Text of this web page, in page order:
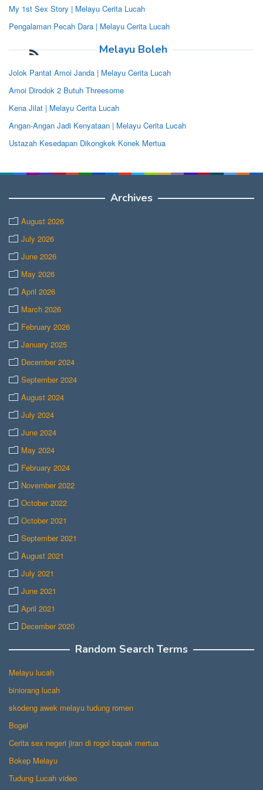
My 1st Sex Story | Melayu Cerita Lucah
Pengalaman Pecah Dara | Melayu Cerita Lucah
Melayu Boleh
Jolok Pantat Amoi Janda | Melayu Cerita Lucah
Amoi Dirodok 2 Butuh Threesome
Kena Jilat | Melayu Cerita Lucah
Angan-Angan Jadi Kenyataan | Melayu Cerita Lucah
Ustazah Kesedapan Dikongkek Konek Mertua
Archives
August 2026
July 2026
June 2026
May 2026
April 2026
March 2026
February 2026
January 2025
December 2024
September 2024
August 2024
July 2024
June 2024
May 2024
February 2024
November 2022
October 2022
October 2021
September 2021
August 2021
July 2021
June 2021
April 2021
December 2020
Random Search Terms
Melayu lucah
biniorang lucah
skodeng awek melayu tudung romen
Bogel
Cerita sex negeri jiran di rogol bapak mertua
Bokep Melayu
Tudung Lucah video